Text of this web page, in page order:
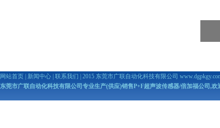
网站首页 新闻中心 联系我们 | 2015 东莞市广联自动化科技有限公司
东莞市广联自动化科技有限公司专业生产(供应)销售P+F超声波传感器/倍加福公司,